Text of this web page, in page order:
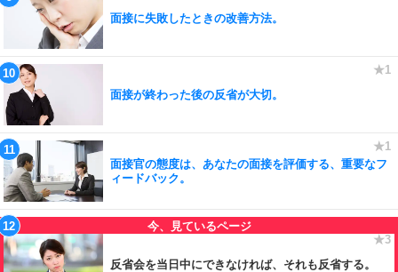
面接に失敗したときの改善方法。
面接が終わった後の反省が大切。
面接官の態度は、あなたの面接を評価する、重要なフ
ィードバック。
反省会を当日中にできなければ、それも反省する。